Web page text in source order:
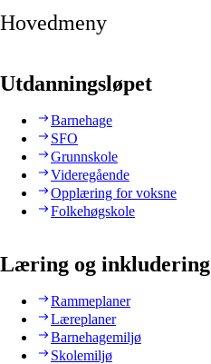
Hovedmeny
Utdanningsløpet
Barnehage
SFO
Grunnskole
Videregående
Opplæring for voksne
Folkehøgskole
Læring og inkludering
Rammeplaner
Læreplaner
Barnehagemiljø
Skolemiljø